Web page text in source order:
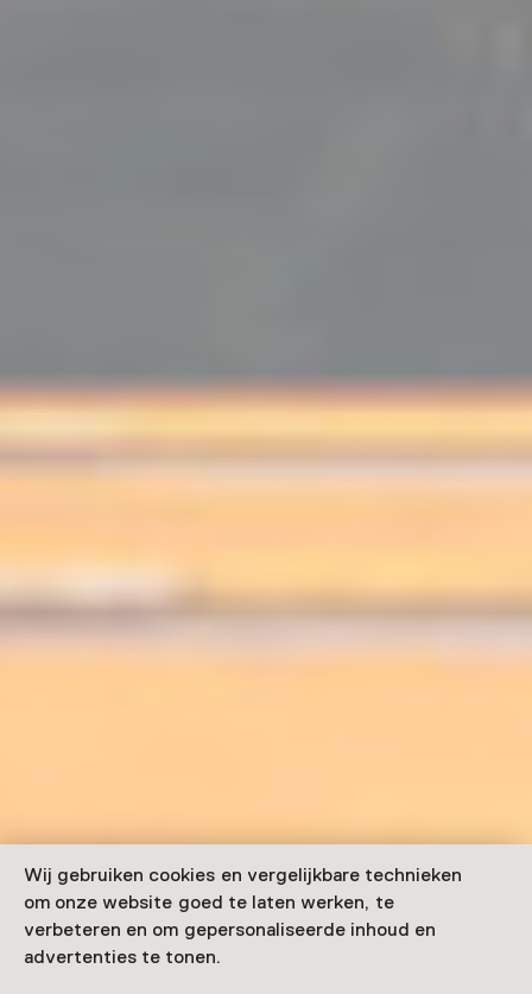
Wij gebruiken cookies en vergelijkbare technieken
om onze website goed te laten werken, te
verbeteren en om gepersonaliseerde inhoud en
advertenties te tonen.